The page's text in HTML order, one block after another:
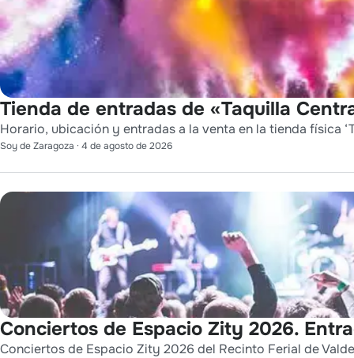
Tienda de entradas de «Taquilla
Horario, ubicación y entradas a la venta en la tienda física
Soy de Zaragoza · 4 de agosto de 2026
Conciertos de Espacio Zity 2026.
Conciertos de Espacio Zity 2026 del Recinto Ferial de